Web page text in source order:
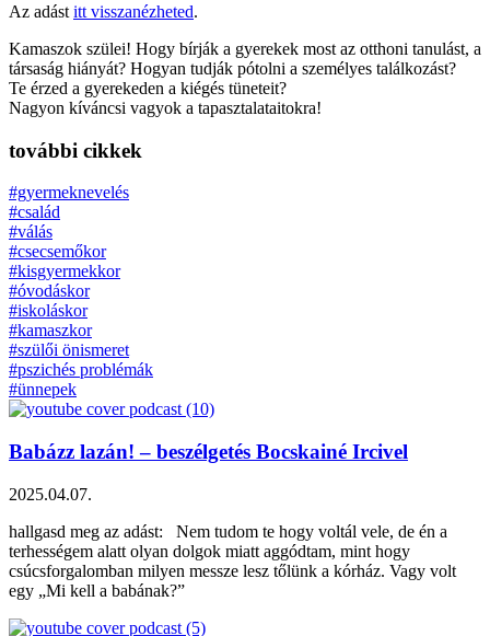
Az adást itt visszanézheted.
Kamaszok szülei! Hogy bírják a gyerekek most az otthoni tanulást, a
társaság hiányát? Hogyan tudják pótolni a személyes találkozást?
Te érzed a gyerekeden a kiégés tüneteit?
Nagyon kíváncsi vagyok a tapasztalataitokra!
további cikkek
#gyermeknevelés
#család
#válás
#csecsemőkor
#kisgyermekkor
#óvodáskor
#iskoláskor
#kamaszkor
#szülői önismeret
#pszichés problémák
#ünnepek
Babázz lazán! – beszélgetés Bocskainé Ircivel
2025.04.07.
hallgasd meg az adást: Nem tudom te hogy voltál vele, de én a
terhességem alatt olyan dolgok miatt aggódtam, mint hogy
csúcsforgalomban milyen messze lesz tőlünk a kórház. Vagy volt
egy „Mi kell a babának?”